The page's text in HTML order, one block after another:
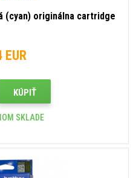
(cyan) originálna cartridge
EUR
KÚPIŤ
SKLADE